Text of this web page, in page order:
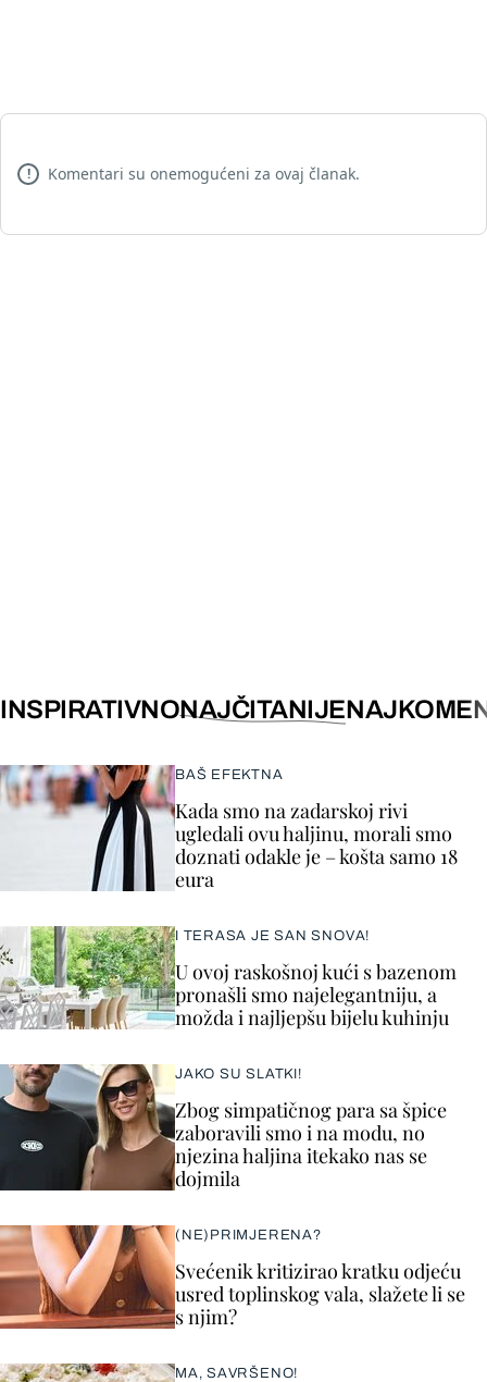
! Komentari su onemogućeni za ovaj članak.
INSPIRATIVNONAJČITANIJE
BAŠ EFEKTNA
Kada smo na zadarskoj rivi
ugledali ovu haljinu, morali smo
doznati odakle je – košta samo 18
eura
I TERASA JE SAN SNOVA!
U ovoj raskošnoj kući s bazenom
pronašli smo najelegantniju, a
možda i najljepšu bijelu kuhinju
JAKO SU SLATKI!
Zbog simpatičnog para sa špice
zaboravili smo i na modu, no
njezina haljina itekako nas se
dojmila
(NE)PRIMJERENA?
Svećenik kritizirao kratku odjeću
usred toplinskog vala, slažete li se
s njim?
MA, SAVRŠENO!